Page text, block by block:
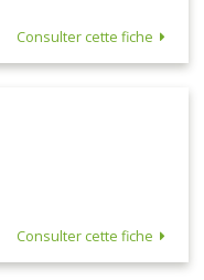
Consulter cette fiche
Consulter cette fiche